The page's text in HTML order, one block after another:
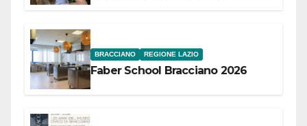
BRACCIANO REGIONE LAZIO
Faber School Bracciano 2026